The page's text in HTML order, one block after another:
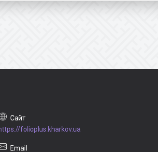
folioplus.kharkov.ua